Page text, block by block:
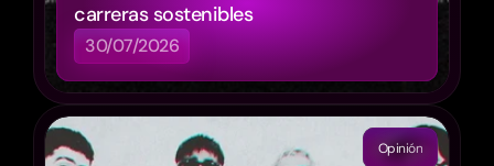
carreras sostenibles
30/07/2026
Opinión